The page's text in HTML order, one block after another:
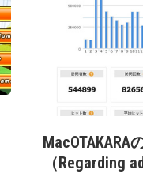
（Regarding